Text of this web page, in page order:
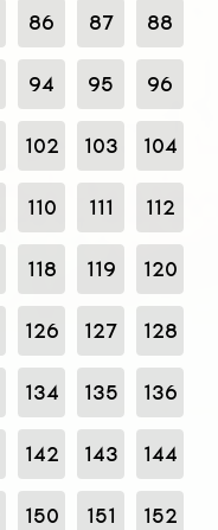
86 87 88
94 95 96
102 103 104
110 111 112
118 119 120
126 127 128
134 135 136
142 143 144
150 151 152